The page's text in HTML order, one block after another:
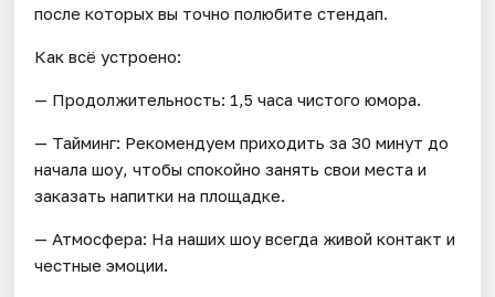
после которых вы точно полюбите стендап.
Как всё устроено:
— Продолжительность: 1,5 часа чистого юмора.
— Тайминг: Рекомендуем приходить за 30 минут до
начала шоу, чтобы спокойно занять свои места и
заказать напитки на площадке.
— Атмосфера: На наших шоу всегда живой контакт и
честные эмоции.